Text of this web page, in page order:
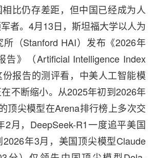
比仍存差距，但中国已经成为人
者。4月13日，斯坦福大学以人为
（Stanford HAI）发布《2026年
告》（Artificial Intelligence Index
报告的测评看，中美人工智能模
不断缩小。从2025年初到2026年
顶尖模型在Arena排行榜上多次交
2月，DeepSeek-R1一度追平美国
年3月，美国顶尖模型Claude